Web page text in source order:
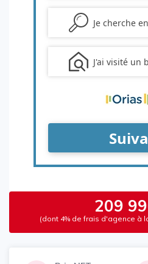
209
(dont 4% de frais d'agence à